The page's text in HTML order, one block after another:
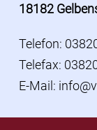
18182
Telefon:
Telefax:
E-Mail: